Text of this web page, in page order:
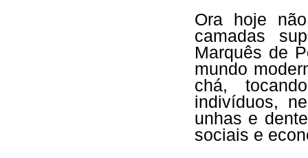
Ora hoje
camadas
Marquês de
mundo
chá,
indivíduos,
unhas e
sociais e